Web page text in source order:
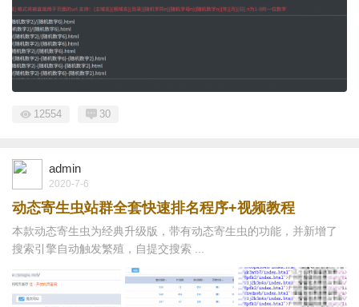
12554 30
admin
2020-7-6
动态寄生虫站群全套快速排名程序+视频教程
本款动态寄生虫为经典升级版，带有动态寄生虫的功能，并新增了
搜索引擎自动触发繁殖，自提交搜索 ...